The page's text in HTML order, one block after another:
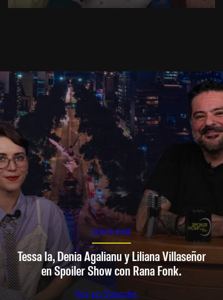
SPOILER SHOW
Tessa Ia, Denia Agalianu y Liliana Villaseñor
en Spoiler Show con Rana Fonk.
Ver en Youtube